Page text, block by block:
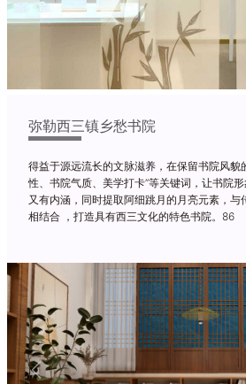
弥勒西三镇乡愁书院
得益于源远流长的文脉滋养，在保留书院风貌
性、书院气质、美学打卡”等关键词，让书院
又有内涵，同时提取阿细跳月的月亮元素，与
相结合 ，打造具有西三文化的特色书院。86
Previous